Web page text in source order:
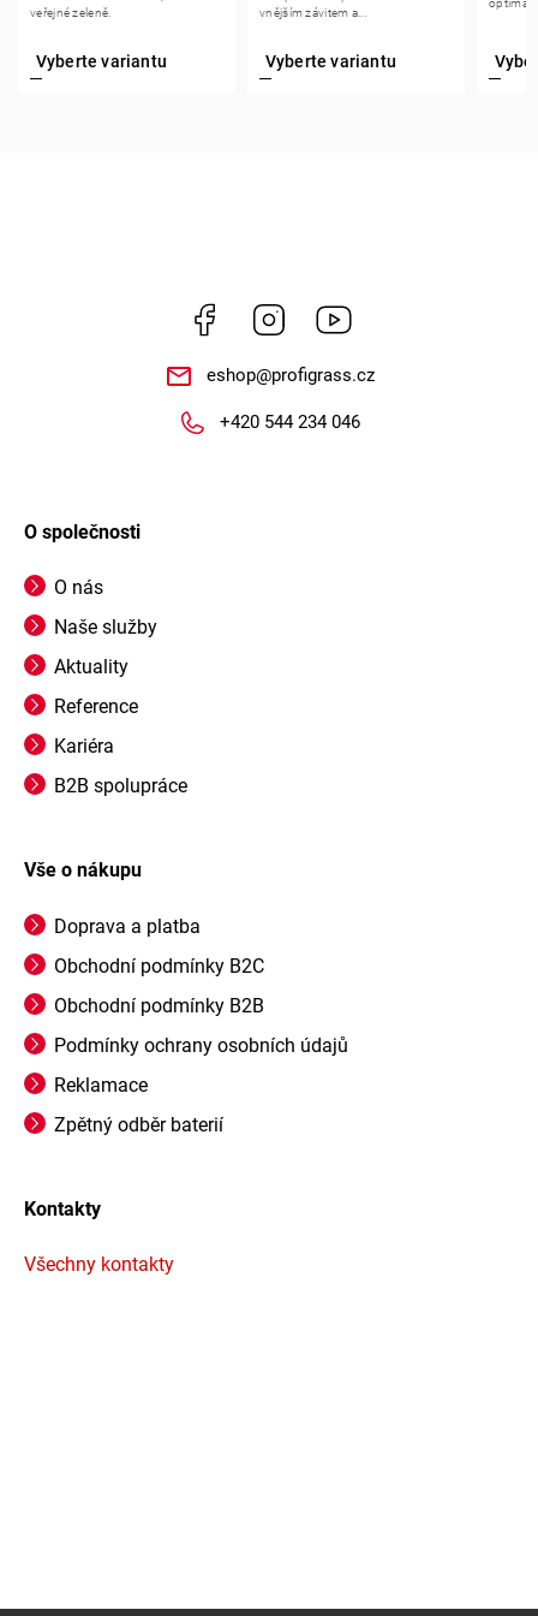
veřejné zeleně.
vnějším závitem a...
Facebook Instagram
eshop@profigrass.cz
+420 544 234 046
O společnosti
O nás
Naše služby
Aktuality
Reference
Kariéra
B2B spolupráce
Vše o nákupu
Doprava a platba
Obchodní podmínky B2C
Obchodní podmínky B2B
Podmínky ochrany osobních údajů
Reklamace
Zpětný odběr baterií
Kontakty
Všechny kontakty